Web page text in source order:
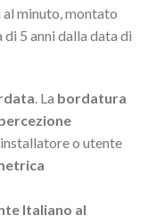
minuto, montato
5 anni dalla data di
. La bordatura
o utente
Italiano al